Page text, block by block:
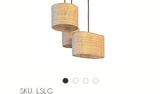
SKU: LSLG